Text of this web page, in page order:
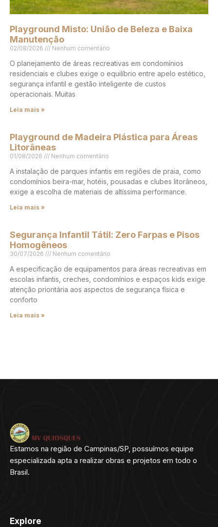
Playground Misto: União de Beleza e Baixa
Manutenção
02/08/2026 Nenhum comentário
O planejamento de áreas recreativas em condomínios
residenciais e clubes exige o equilíbrio entre apelo estético,
segurança infantil e gestão inteligente de custos
operacionais. Muitas
Leia mais »
Playground de Madeira Plástica para Áreas
Litorâneas
01/08/2026 Nenhum comentário
A instalação de parques infantis em regiões de praia, como
condomínios beira-mar, hotéis, pousadas e clubes litorâneos,
exige a escolha de materiais de altíssima performance.
Leia mais »
Segurança Infantil Tátil: Zero Farpas e Pisos
Homogêneos
30/07/2026 Nenhum comentário
A especificação de equipamentos para áreas recreativas em
escolas infantis, creches, condomínios e espaços kids exige
atenção prioritária aos aspectos de segurança física e
conforto
Leia mais »
Estamos na região de Campinas/SP, possuímos equipe
especializada apta a realizar obras e projetos em todo o
Brasil.
Explore